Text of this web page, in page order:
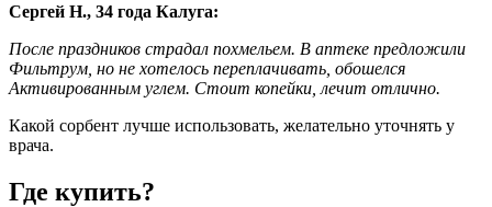
Сергей Н., 34 года Калуга:
После праздников страдал похмельем. В аптеке предложили
Фильтрум, но не хотелось переплачивать, обошелся
Активированным углем. Стоит копейки, лечит отлично.
Какой сорбент лучше использовать, желательно уточнять у
врача.
Где купить?